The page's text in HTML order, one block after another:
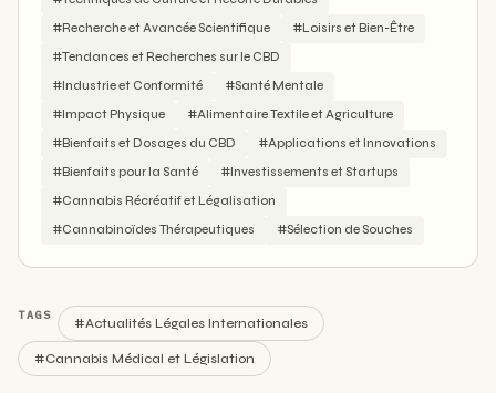
#Recherche et Avancée Scientifique
#Loisirs et Bien-Être
#Tendances et Recherches sur le CBD
#Industrie et Conformité
#Santé Mentale
#Impact Physique
#Alimentaire Textile et Agriculture
#Bienfaits et Dosages du CBD
#Applications et Innovations
#Bienfaits pour la Santé
#Investissements et Startups
#Cannabis Récréatif et Légalisation
#Cannabinoïdes Thérapeutiques
#Sélection de Souches
TAGS
#Actualités Légales Internationales
#Cannabis Médical et Législation